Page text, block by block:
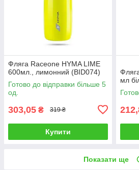
Фляга Raceone HYMA LIME
600мл., лимонний (BID074)
Готово до відправки більше 5
од.
303,05 ₴ 319 ₴
Купити
мл
Показати ще